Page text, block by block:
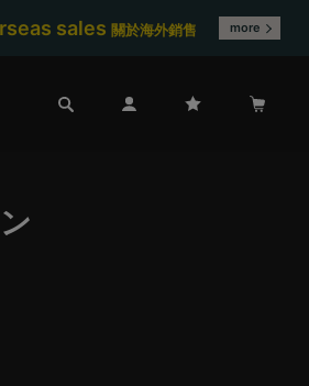
sales 關於海外銷售 more